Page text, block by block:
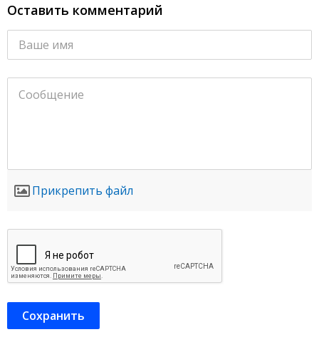
Оставить комментарий
Прикрепить файл